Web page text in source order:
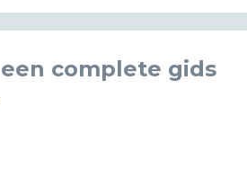
complete gids